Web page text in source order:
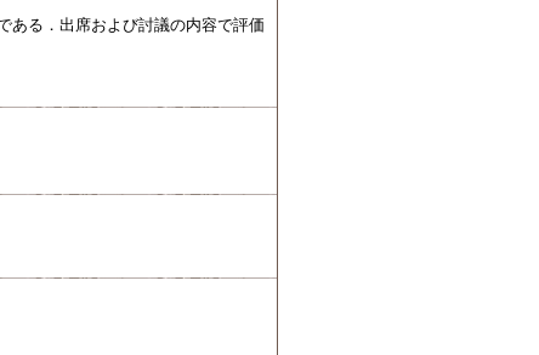
ある．出席および討議の内容で評価